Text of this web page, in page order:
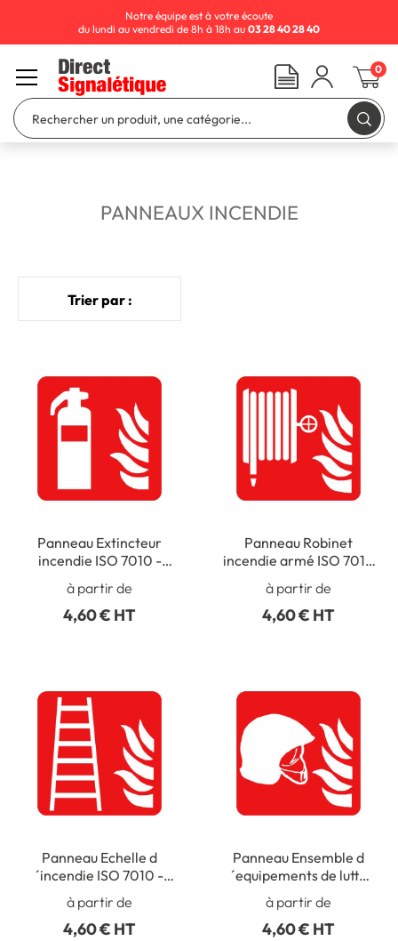
PANNEAUX INCENDIE
Trier par :
Panneau Extincteur
incendie ISO 7010 -
à partir de
4,60 € HT
Panneau Robinet
incendie armé ISO 7010
à partir de
4,60 € HT
Panneau Echelle d
´incendie ISO 7010 -
à partir de
4,60 € HT
Panneau Ensemble d
´equipements de lutte
contre l´incendie ISO
7010 - F004
à partir de
4,60 € HT
Notre équipe est à votre écoute
du lundi au vendredi de 8h à 18h au 03 28 40 28 40
0